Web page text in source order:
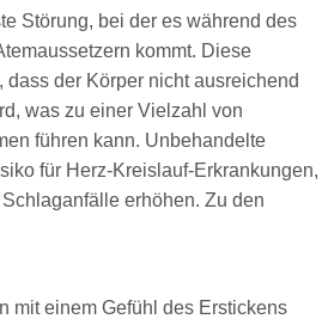
Störung, bei der es während des
kommt. Diese
der Körper nicht ausreichend
was zu einer Vielzahl von
führen kann. Unbehandelte
für Herz-Kreislauf-Erkrankungen,
erhöhen. Zu den
mit einem Gefühl des Erstickens